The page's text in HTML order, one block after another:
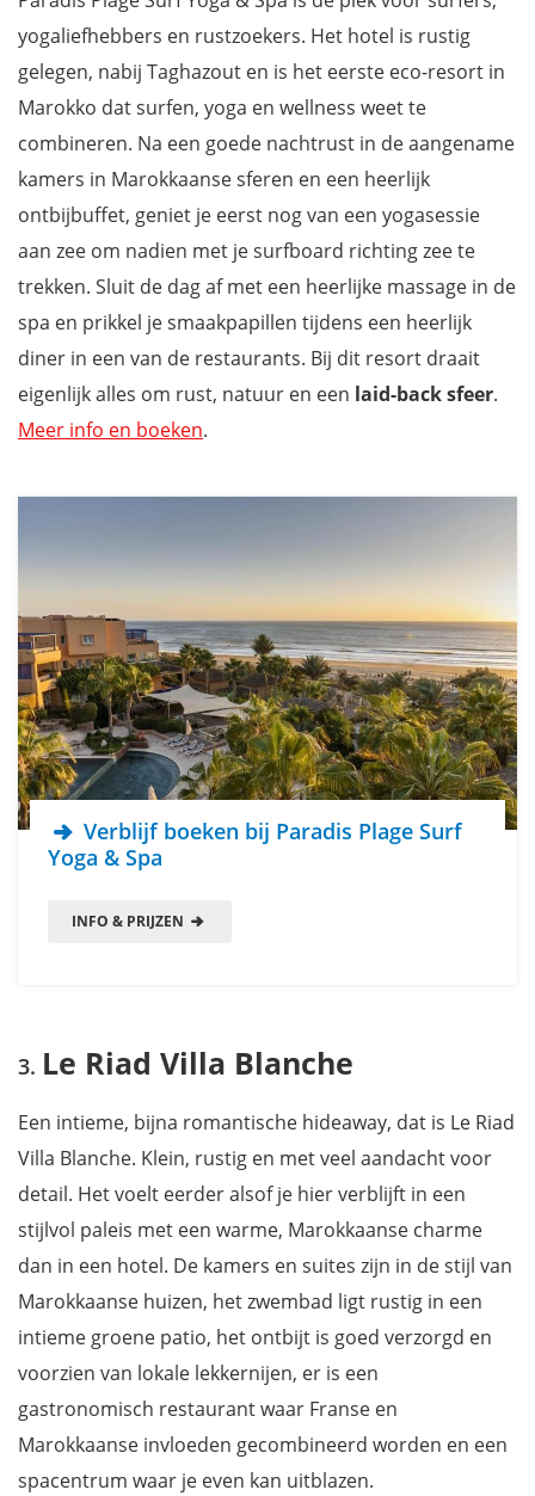
yogaliefhebbers en rustzoekers. Het hotel is rustig
gelegen, nabij Taghazout en is het eerste eco-resort in
Marokko dat surfen, yoga en wellness weet te
combineren. Na een goede nachtrust in de aangename
kamers in Marokkaanse sferen en een heerlijk
ontbijbuffet, geniet je eerst nog van een yogasessie
aan zee om nadien met je surfboard richting zee te
trekken. Sluit de dag af met een heerlijke massage in de
spa en prikkel je smaakpapillen tijdens een heerlijk
diner in een van de restaurants. Bij dit resort draait
eigenlijk alles om rust, natuur en een laid-back sfeer.
Meer info en boeken.
Verblijf boeken bij Paradis Plage Surf
Yoga & Spa
INFO & PRIJZEN
Le Riad Villa Blanche
Een intieme, bijna romantische hideaway, dat is Le Riad
Villa Blanche. Klein, rustig en met veel aandacht voor
detail. Het voelt eerder alsof je hier verblijft in een
stijlvol paleis met een warme, Marokkaanse charme
dan in een hotel. De kamers en suites zijn in de stijl van
Marokkaanse huizen, het zwembad ligt rustig in een
intieme groene patio, het ontbijt is goed verzorgd en
voorzien van lokale lekkernijen, er is een
gastronomisch restaurant waar Franse en
Marokkaanse invloeden gecombineerd worden en een
spacentrum waar je even kan uitblazen.